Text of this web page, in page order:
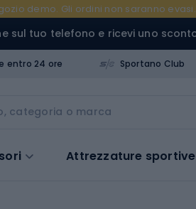
demo. Gli ordini non saranno evasi.
sul tuo telefono e ricevi uno sconto
entro 24 ore Sportano Club
Attrezzature sportive